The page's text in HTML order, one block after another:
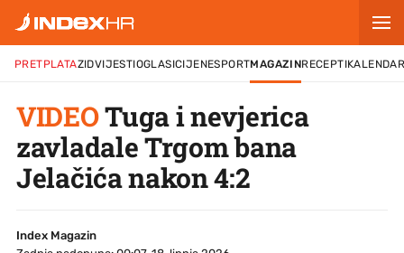
PRETPLATAZIDVIJESTIOGLASICIJENESPORTMAGAZINRECEPTI
VIDEOTuga i nevjerica
zavladale Trgom bana
Jelačića nakon 4:2
Index Magazin